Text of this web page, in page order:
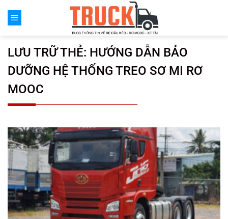
đến
LƯU TRỮ THẺ: HƯỚNG DẪN BẢO
DƯỠNG HỆ THỐNG TREO SƠ MI RƠ
MOOC